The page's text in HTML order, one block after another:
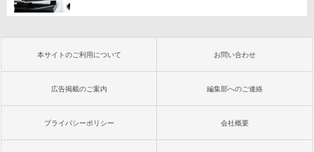
本サイトのご利用について お問い合わせ
広告掲載のご案内 編集部へのご連絡
プライバシーポリシー 会社概要